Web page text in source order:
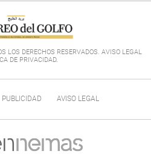
LOS DERECHOS RESERVADOS. AVISO LEGAL
DE PRIVACIDAD.
PUBLICIDAD AVISO LEGAL